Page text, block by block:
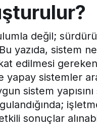
değil;
yazıda, sistem
edilmesi
sistemler
sistem
sonuçlar